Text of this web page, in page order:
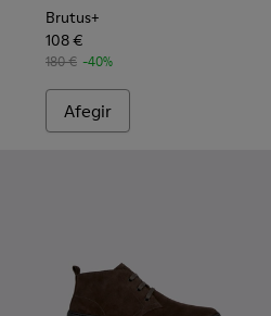
Brutus+
108 €
180 € -40%
Afegir